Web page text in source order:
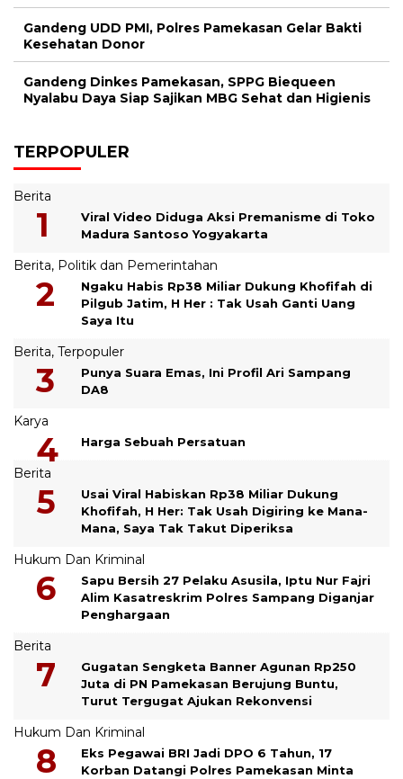
Gandeng UDD PMI, Polres Pamekasan Gelar Bakti
Kesehatan Donor
Gandeng Dinkes Pamekasan, SPPG Biequeen
Nyalabu Daya Siap Sajikan MBG Sehat dan Higienis
TERPOPULER
Berita
Viral Video Diduga Aksi Premanisme di Toko
Madura Santoso Yogyakarta
Berita, Politik dan Pemerintahan
Ngaku Habis Rp38 Miliar Dukung Khofifah di
Pilgub Jatim, H Her : Tak Usah Ganti Uang
Saya Itu
Berita, Terpopuler
Punya Suara Emas, Ini Profil Ari Sampang
DA8
Karya
Harga Sebuah Persatuan
Berita
Usai Viral Habiskan Rp38 Miliar Dukung
Khofifah, H Her: Tak Usah Digiring ke Mana-
Mana, Saya Tak Takut Diperiksa
Hukum Dan Kriminal
Sapu Bersih 27 Pelaku Asusila, Iptu Nur Fajri
Alim Kasatreskrim Polres Sampang Diganjar
Penghargaan
Berita
Gugatan Sengketa Banner Agunan Rp250
Juta di PN Pamekasan Berujung Buntu,
Turut Tergugat Ajukan Rekonvensi
Hukum Dan Kriminal
Eks Pegawai BRI Jadi DPO 6 Tahun, 17
Korban Datangi Polres Pamekasan Minta